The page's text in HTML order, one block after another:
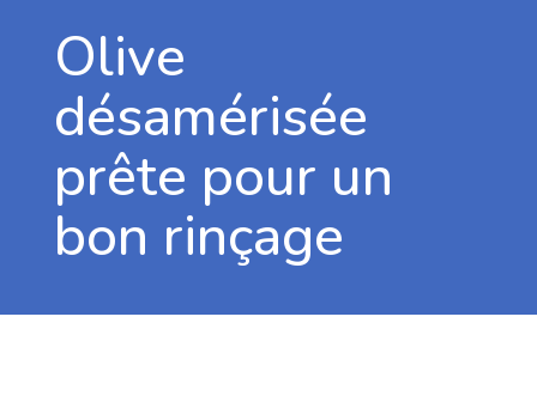
Olive
désamérisée
prête pour un
bon rinçage